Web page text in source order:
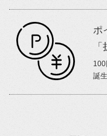
ポ
100
誕